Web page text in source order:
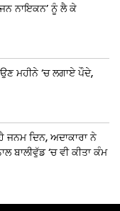
ਨਾਇਕਨ’ ਨੂੰ ਲੈ ਕੇ
ਮਹੀਨੇ ‘ਚ ਲਗਾਏ ਪੌਦੇ,
ਜਨਮ ਦਿਨ, ਅਦਾਕਾਰਾ ਨੇ
ਬਾਲੀਵੁੱਡ ‘ਚ ਵੀ ਕੀਤਾ ਕੰਮ